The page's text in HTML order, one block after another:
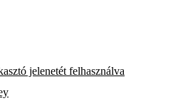
jelenetét felhasználva